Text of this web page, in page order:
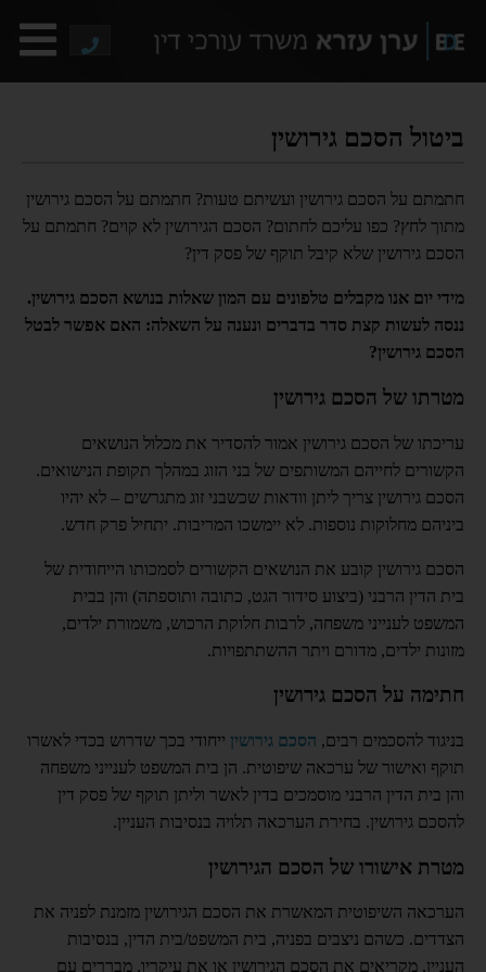
ביטול הסכם גירושין
חתמתם על הסכם גירושין ועשיתם טעות? חתמתם על הסכם גירושין
מתוך לחץ? כפו עליכם לחתום? הסכם הגירושין לא קוים? חתמתם על
הסכם גירושין שלא קיבל תוקף של פסק דין?
מידי יום אנו מקבלים טלפונים עם המון שאלות בנושא הסכם גירושין.
ננסה לעשות קצת סדר בדברים ונענה על השאלה: האם אפשר לבטל
הסכם גירושין?
מטרתו של הסכם גירושין
עריכתו של הסכם גירושין אמור להסדיר את מכלול הנושאים
הקשורים לחייהם המשותפים של בני הזוג במהלך תקופת הנישואים.
הסכם גירושין צריך ליתן וודאות שכשבני זוג מתגרשים – לא יהיו
ביניהם מחלוקות נוספות. לא יימשכו המריבות. יתחיל פרק חדש.
הסכם גירושין קובע את הנושאים הקשורים לסמכותו הייחודית של
בית הדין הרבני (ביצוע סידור הגט, כתובה ותוספתה) והן בבית
המשפט לענייני משפחה, לרבות חלוקת הרכוש, משמורת ילדים,
מזונות ילדים, מדורם ויתר ההשתתפויות.
חתימה על הסכם גירושין
בניגוד להסכמים רבים, הסכם גירושין ייחודי בכך שדרוש בכדי לאשרו
תוקף ואישור של ערכאה שיפוטית. הן בית המשפט לענייני משפחה
והן בית הדין הרבני מוסמכים בדין לאשר וליתן תוקף של פסק דין
להסכם גירושין. בחירת הערכאה תלויה בנסיבות העניין.
מטרת אישורו של הסכם הגירושין
הערכאה השיפוטית המאשרת את הסכם הגירושין מזמנת לפניה את
הצדדים. כשהם ניצבים בפניה, בית המשפט/בית הדין, בנסיבות
העניין, מקריאים את הסכם הגירושין או את עיקריו, מבררים עם